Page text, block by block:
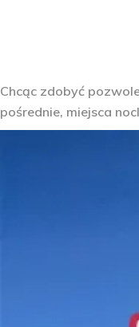
Chcąc zdobyć
pośrednie, miejsca